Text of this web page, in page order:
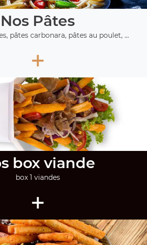
Nos Pâtes
pâtes carbonara, pâtes au poulet, ...
+
box viande
box 1 viandes
+